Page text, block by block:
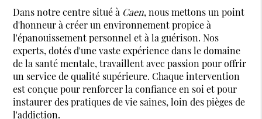
Dans notre centre situé à Caen, nous mettons un point
d'honneur à créer un environnement propice à
l'épanouissement personnel et à la guérison. Nos
experts, dotés d'une vaste expérience dans le domaine
de la santé mentale, travaillent avec passion pour offrir
un service de qualité supérieure. Chaque intervention
est conçue pour renforcer la confiance en soi et pour
instaurer des pratiques de vie saines, loin des pièges de
l'addiction.